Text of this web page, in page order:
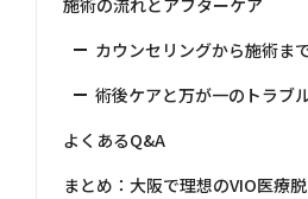
施術の流れとアフターケア
カウンセリングから施術ま
術後ケアと万が一のトラブ
よくあるQ&A
まとめ：大阪で理想のVIO医療